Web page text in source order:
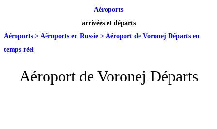
Aéroports
arrivées et départs
Aéroports > Aéroports en Russie > Aéroport de Voronej Départs en
temps réel
Aéroport de Voronej Départs